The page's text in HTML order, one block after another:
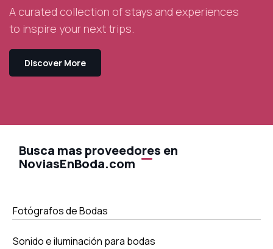
A curated collection of stays and experiences
to inspire your next trips.
Discover More
Busca mas proveedores en
NoviasEnBoda.com
Fotógrafos de Bodas
Sonido e iluminación para bodas